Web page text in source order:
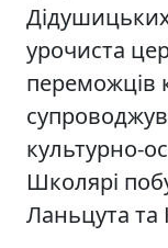
Дідушицьких
урочиста
переможців
культурно-
Школярі
Ланьцута та